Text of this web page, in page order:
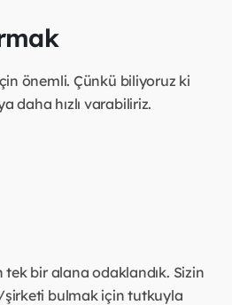
önemli. Çünkü biliyoruz ki
daha hızlı varabiliriz.
tek bir alana odaklandık. Sizin
bulmak için tutkuyla